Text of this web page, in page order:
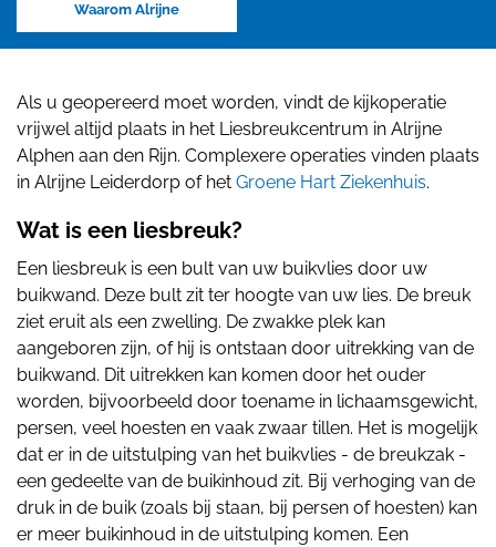
Waarom Alrijne
Als u geopereerd moet worden, vindt de kijkoperatie
vrijwel altijd plaats in het Liesbreukcentrum in Alrijne
Alphen aan den Rijn. Complexere operaties vinden plaats
in Alrijne Leiderdorp of het Groene Hart Ziekenhuis.
Wat is een liesbreuk?
Een liesbreuk is een bult van uw buikvlies door uw
buikwand. Deze bult zit ter hoogte van uw lies. De breuk
ziet eruit als een zwelling. De zwakke plek kan
aangeboren zijn, of hij is ontstaan door uitrekking van de
buikwand. Dit uitrekken kan komen door het ouder
worden, bijvoorbeeld door toename in lichaamsgewicht,
persen, veel hoesten en vaak zwaar tillen. Het is mogelijk
dat er in de uitstulping van het buikvlies - de breukzak -
een gedeelte van de buikinhoud zit. Bij verhoging van de
druk in de buik (zoals bij staan, bij persen of hoesten) kan
er meer buikinhoud in de uitstulping komen. Een